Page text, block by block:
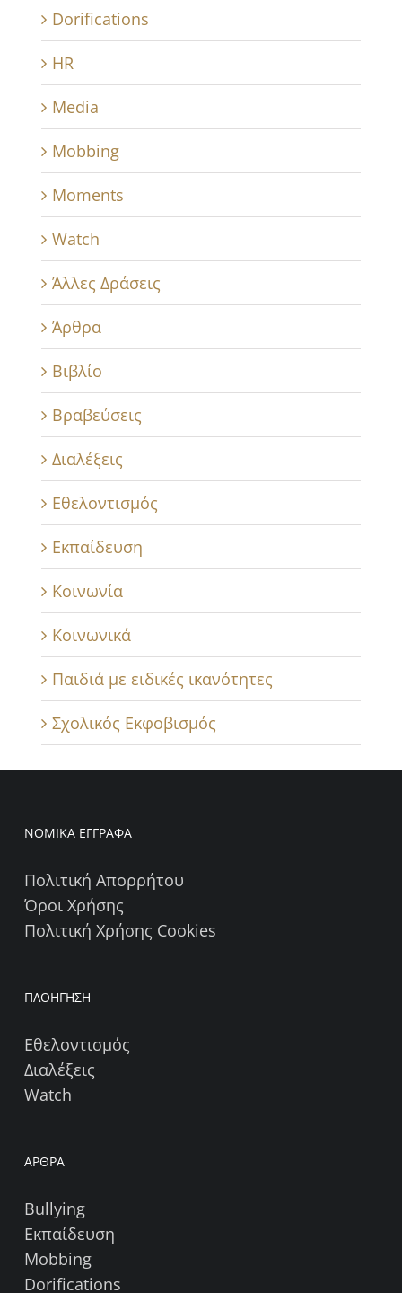
Dorifications
HR
Media
Mobbing
Moments
Watch
Άλλες Δράσεις
Άρθρα
Βιβλίο
Βραβεύσεις
Διαλέξεις
Εθελοντισμός
Εκπαίδευση
Κοινωνία
Κοινωνικά
Παιδιά με ειδικές ικανότητες
Σχολικός Εκφοβισμός
ΝΟΜΙΚΑ ΕΓΓΡΑΦΑ
Πολιτική Απορρήτου
Όροι Χρήσης
Πολιτική Χρήσης Cookies
ΠΛΟΗΓΗΣΗ
Εθελοντισμός
Διαλέξεις
Watch
ΑΡΘΡΑ
Bullying
Εκπαίδευση
Mobbing
Dorifications